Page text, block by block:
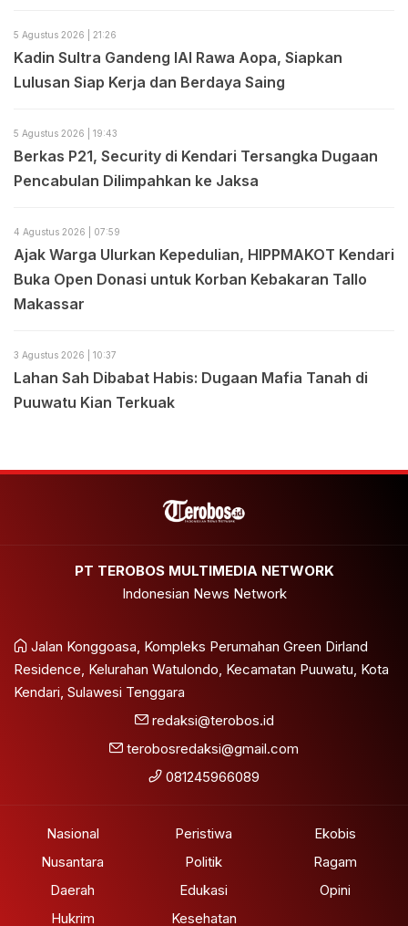
5 Agustus 2026 | 21:26
Kadin Sultra Gandeng IAI Rawa Aopa, Siapkan
Lulusan Siap Kerja dan Berdaya Saing
5 Agustus 2026 | 19:43
Berkas P21, Security di Kendari Tersangka Dugaan
Pencabulan Dilimpahkan ke Jaksa
4 Agustus 2026 | 07:59
Ajak Warga Ulurkan Kepedulian, HIPPMAKOT Kendari
Buka Open Donasi untuk Korban Kebakaran Tallo
Makassar
3 Agustus 2026 | 10:37
Lahan Sah Dibabat Habis: Dugaan Mafia Tanah di
Puuwatu Kian Terkuak
PT TEROBOS MULTIMEDIA NETWORK
Indonesian News Network
Jalan Konggoasa, Kompleks Perumahan Green Dirland
Residence, Kelurahan Watulondo, Kecamatan Puuwatu, Kota
Kendari, Sulawesi Tenggara
redaksi@terobos.id
terobosredaksi@gmail.com
081245966089
Nasional
Nusantara
Daerah
Hukrim
Peristiwa
Politik
Edukasi
Kesehatan
Ekobis
Ragam
Opini